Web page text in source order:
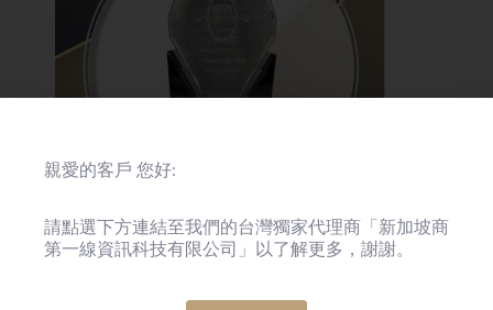
親愛的客戶 您好:
請點選下方連結至我們的台灣獨家代理商「新加坡商
第一線資訊科技有限公司」以了解更多，謝謝。